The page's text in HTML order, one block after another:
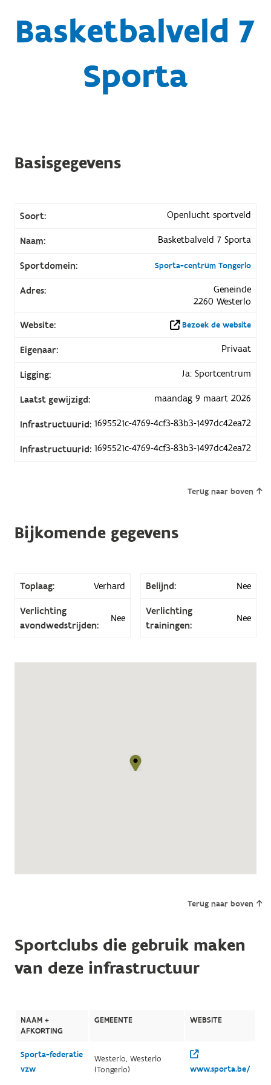
Basketbalveld 7
Sporta
Basisgegevens
Soort: Openlucht sportveld
Naam: Basketbalveld 7 Sporta
Sportdomein: Sporta-centrum Tongerlo
Adres:
Geneinde
2260 Westerlo
Website:
Bezoek de website
Eigenaar: Privaat
Ligging: Ja: Sportcentrum
Laatst gewijzigd: maandag 9 maart 2026
Infrastructuurid: 1695521c-4769-4cf3-83b3-1497dc42ea72
Infrastructuurid: 1695521c-4769-4cf3-83b3-1497dc42ea72
Terug naar boven
Bijkomende gegevens
Toplaag: Verhard Belijnd: Nee
Verlichting
avondwedstrijden:
Nee
Verlichting
trainingen:
Nee
Terug naar boven
Sportclubs die gebruik maken
van deze infrastructuur
NAAM +
AFKORTING
GEMEENTE WEBSITE
Sporta-federatie
vzw
Westerlo, Westerlo
(Tongerlo)
www.sporta.be/